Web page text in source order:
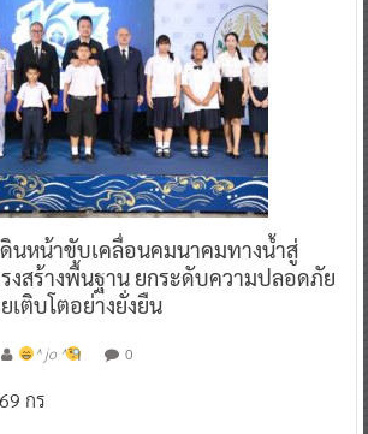
ดินหน้าขับเคลื่อนคมนาคมทางน้ำสู่
งสร้างพื้นฐาน ยกระดับความปลอดภัย
เติบโตอย่างยั่งยืน
^ jo ^ 0
กร